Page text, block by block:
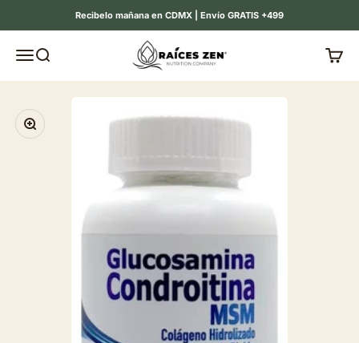
Recibelo mañana en CDMX | Envío GRATIS +499
MenúBuscar Raíces Zen Carrito
Zoom